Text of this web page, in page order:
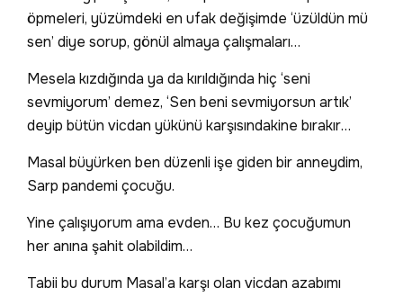
öpmeleri, yüzümdeki en ufak değişimde ‘üzüldün mü
sen’ diye sorup, gönül almaya çalışmaları…
Mesela kızdığında ya da kırıldığında hiç ‘seni
sevmiyorum’ demez, ‘Sen beni sevmiyorsun artık’
deyip bütün vicdan yükünü karşısındakine bırakır…
Masal büyürken ben düzenli işe giden bir anneydim,
Sarp pandemi çocuğu.
Yine çalışıyorum ama evden… Bu kez çocuğumun
her anına şahit olabildim…
Tabii bu durum Masal’a karşı olan vicdan azabımı